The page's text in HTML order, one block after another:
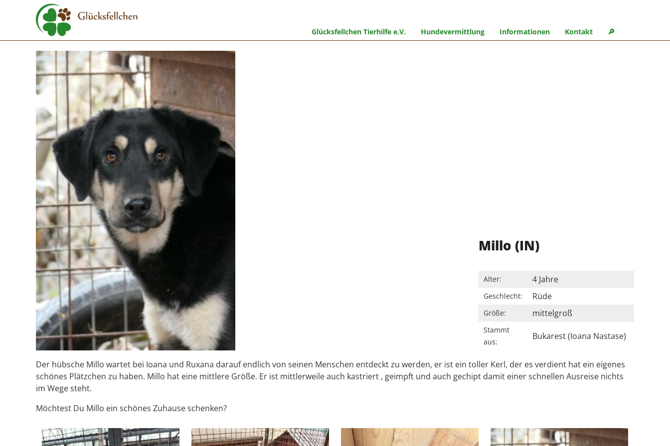
Glücksfellchen Tierhilfe e.V. Hundevermittlung Informationen Kontakt 🔎︎
Millo (IN)
Alter: 4 Jahre
Geschlecht: Rüde
Größe: mittelgroß
Stammt
aus:
Bukarest (Ioana Nastase)
Der hübsche Millo wartet bei Ioana und Ruxana darauf endlich von seinen Menschen entdeckt zu werden, er ist ein toller Kerl, der es verdient hat ein eigenes
schönes Plätzchen zu haben. Millo hat eine mittlere Größe. Er ist mittlerweile auch kastriert , geimpft und auch gechipt damit einer schnellen Ausreise nichts
im Wege steht.
Möchtest Du Millo ein schönes Zuhause schenken?